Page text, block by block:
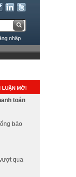
nhập
LUẬN MỚI
toán
bảo
qua